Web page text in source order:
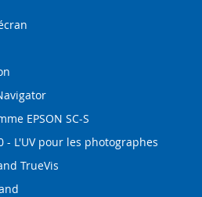
EPSON SC-S
- L'UV pour les photographes
TrueVis